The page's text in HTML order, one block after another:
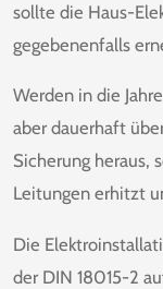
sollte die Haus-
gegebenenfalls
Werden in die
aber dauerhaft
Sicherung heraus,
Leitungen erhitzt
Die
der DIN 18015-2